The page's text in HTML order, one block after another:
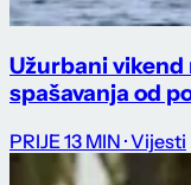
Užurbani
spašavanja od
PRIJE 13 MIN · Vijesti